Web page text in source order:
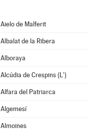
Aielo de Malferit
Albalat de la Ribera
Alboraya
Alcúdia de Crespins (L')
Alfara del Patriarca
Algemesí
Almoines